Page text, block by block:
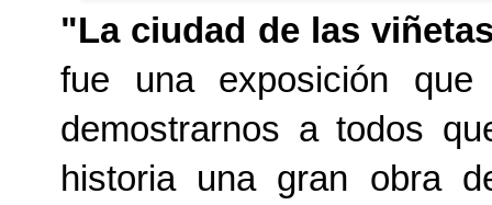
"La ciudad de las
fue una exposición
demostrarnos a todos
historia una gran obra